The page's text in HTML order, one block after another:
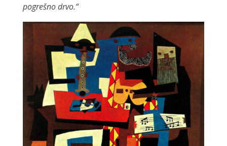
pogrešno drvo.“